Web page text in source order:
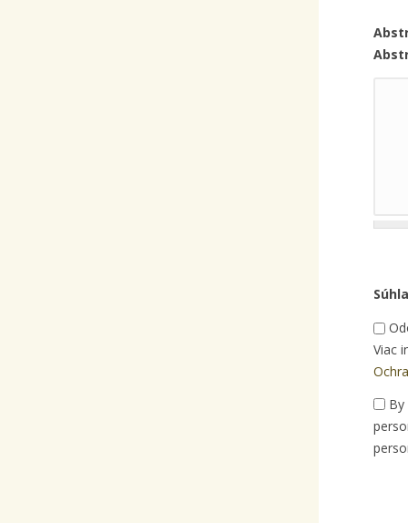
Viac